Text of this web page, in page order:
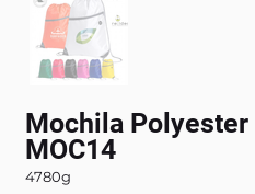
Mochila
MOC14
4780g